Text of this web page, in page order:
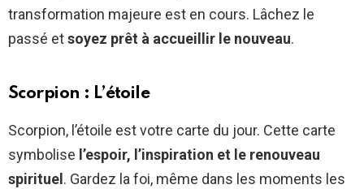
transformation majeure est en cours. Lâchez le
passé etsoyez prêt à accueillir le nouveau.
Scorpion : L’étoile
Scorpion, l’étoile est votre carte du jour. Cette carte
symbolise l’espoir, l’inspiration et le renouveau
spirituel . Gardez la foi, même dans les moments les